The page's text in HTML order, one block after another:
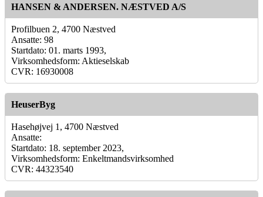
HANSEN & ANDERSEN. NÆSTVED A/S
Profilbuen 2, 4700 Næstved
Ansatte: 98
Startdato: 01. marts 1993,
Virksomhedsform: Aktieselskab
CVR: 16930008
HeuserByg
Hasehøjvej 1, 4700 Næstved
Ansatte:
Startdato: 18. september 2023,
Virksomhedsform: Enkeltmandsvirksomhed
CVR: 44323540